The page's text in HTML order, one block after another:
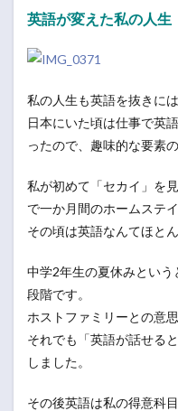
英語が変えた私の人生
私の人生も英語を抜きには
日本にいた頃は仕事で英
ったので、趣味的な要素
私が初めて「セカイ」を
で一か月間のホームステ
その頃は英語なんてほと
中学2年生の夏休みとい
段階です。
ホストファミリーとの意
それでも「英語が話せる
しました。
その後英語は私の得意科